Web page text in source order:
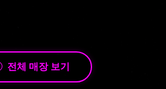
전체 매장 보기